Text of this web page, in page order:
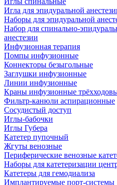
Игла для эпидуральной
Наборы для эпидуральной
Набор для спинально-
анестезии
Инфузионная терапия
Помпы инфузионные
Коннекторы безыгольные
Заглушки инфузионные
Линии инфузионные
Краны инфузионные
Фильтр-канюли аспирационные
Сосудистый доступ
Иглы-бабочки
Иглы Губера
Катетер пупочный
Жгуты венозные
Периферические венозные
Наборы для катетеризации
Катетеры для гемодиализа
Имплантируемые порт‑системы